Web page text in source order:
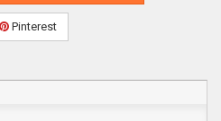
Pinterest